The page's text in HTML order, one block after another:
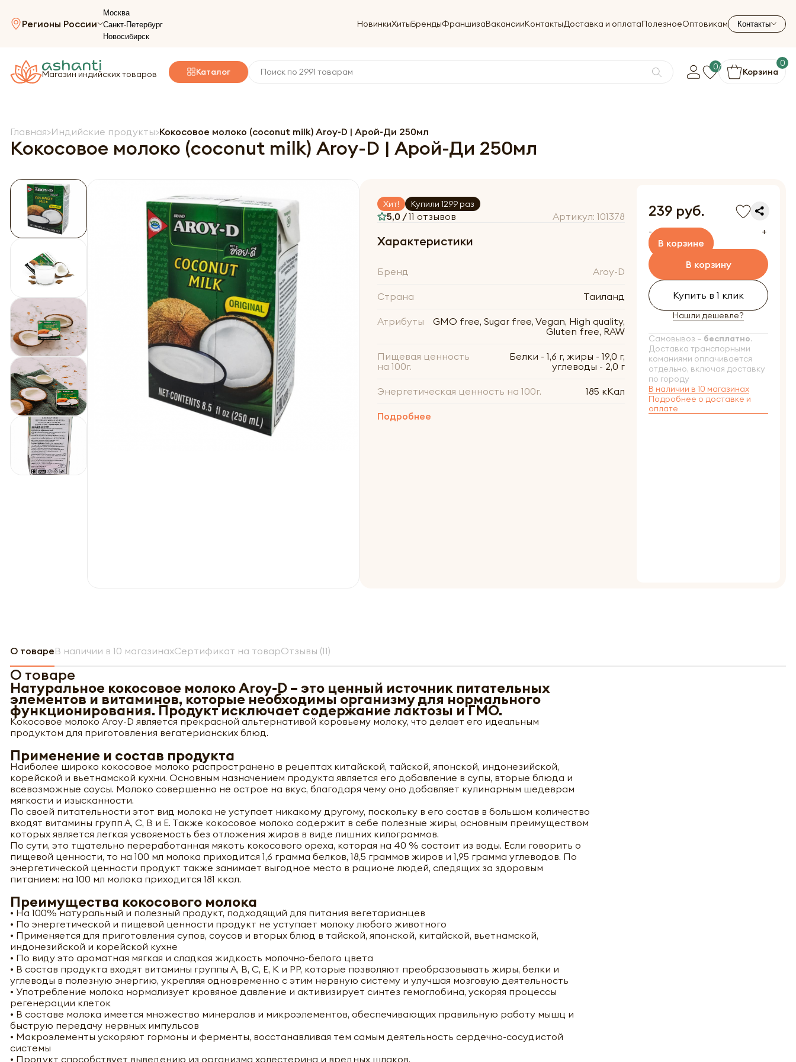
Регионы России
Москва
Санкт-Петербург
Новосибирск
НовинкиХитыБрендыФраншизаВакансииКонтактыДоставка и оплатаПолезноеОптовикам Контакты
Магазин индийских товаров Каталог 0 Корзина
0
Главная Индийские продукты Кокосовое молоко (coconut milk) Aroy-D | Арой-Ди 250мл
Кокосовое молоко (coconut milk) Aroy-D | Арой-Ди 250мл
Хит! Купили 1299 раз
5,0 /11 отзывов Артикул:101378
Характеристики
Бренд Aroy-D
Страна Таиланд
Атрибуты
GMO free, Sugar free, Vegan, High quality,
Gluten free, RAW
Пищевая ценность
на 100г.
Белки - 1,6 г, жиры - 19,0 г,
углеводы - 2,0 г
Энергетическая ценность на 100г. 185 кКал
Подробнее
239 руб.
-
+
В корзине
В корзину
Купить в 1 клик
Нашли дешевле?
Самовывоз – бесплатно.
Доставка транспорными
команиями оплачивается
отдельно, включая доставку
по городу
В наличии в 10 магазинах
Подробнее о доставке и
оплате
О товареВ наличии в 10 магазинахСертификат на товарОтзывы (11)
О товаре
Натуральное кокосовое молоко Aroy-D – это ценный источник питательных
элементов и витаминов, которые необходимы организму для нормального
функционирования. Продукт исключает содержание лактозы и ГМО.
Кокосовое молоко Aroy-D является прекрасной альтернативой коровьему молоку, что делает его идеальным
продуктом для приготовления вегатерианских блюд.
Применение и состав продукта
Наиболее широко кокосовое молоко распространено в рецептах китайской, тайской, японской, индонезийской,
корейской и вьетнамской кухни. Основным назначением продукта является его добавление в супы, вторые блюда и
всевозможные соусы. Молоко совершенно не острое на вкус, благодаря чему оно добавляет кулинарным шедеврам
мягкости и изысканности.
По своей питательности этот вид молока не уступает никакому другому, поскольку в его состав в большом количество
входят витамины групп А, С, В и Е. Также кокосовое молоко содержит в себе полезные жиры, основным преимуществом
которых является легкая усвояемость без отложения жиров в виде лишних килограммов.
По сути, это тщательно переработанная мякоть кокосового ореха, которая на 40 % состоит из воды. Если говорить о
пищевой ценности, то на 100 мл молока приходится 1,6 грамма белков, 18,5 граммов жиров и 1,95 грамма углеводов. По
энергетической ценности продукт также занимает выгодное место в рационе людей, следящих за здоровым
питанием: на 100 мл молока приходится 181 ккал.
Преимущества кокосового молока
• На 100% натуральный и полезный продукт, подходящий для питания вегетарианцев
• По энергетической и пищевой ценности продукт не уступает молоку любого животного
• Применяется для приготовления супов, соусов и вторых блюд в тайской, японской, китайской, вьетнамской,
индонезийской и корейской кухне
• По виду это ароматная мягкая и сладкая жидкость молочно-белого цвета
• В состав продукта входят витамины группы А, В, С, Е, К и РР, которые позволяют преобразовывать жиры, белки и
углеводы в полезную энергию, укрепляя одновременно с этим нервную систему и улучшая мозговую деятельность
• Употребление молока нормализует кровяное давление и активизирует синтез гемоглобина, ускоряя процессы
регенерации клеток
• В составе молока имеется множество минералов и микроэлементов, обеспечивающих правильную работу мышц и
быструю передачу нервных импульсов
• Макроэлементы ускоряют гормоны и ферменты, восстанавливая тем самым деятельность сердечно-сосудистой
системы
• Продукт способствует выведению из организма холестерина и вредных шлаков.